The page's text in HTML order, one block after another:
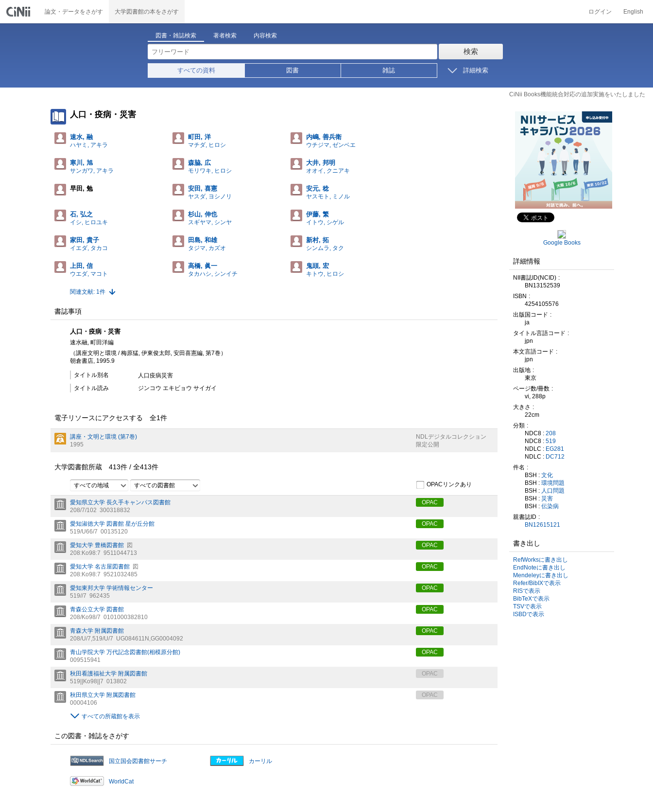
論文・データをさがす 大学図書館の本をさがす ログイン English
図書・雑誌検索 著者検索 内容検索
検索
すべての資料 図書 雑誌 詳細検索
CiNii Books機能統合対応の追加実施をいたしました
人口・疫病・災害
速水, 融
ハヤミ, アキラ
町田, 洋
マチダ, ヒロシ
内嶋, 善兵衛
ウチジマ, ゼンベエ
寒川, 旭
サンガワ, アキラ
森脇, 広
モリワキ, ヒロシ
大井, 邦明
オオイ, クニアキ
早田, 勉 安田, 喜憲
ヤスダ, ヨシノリ
安元, 稔
ヤスモト, ミノル
石, 弘之
イシ, ヒロユキ
杉山, 伸也
スギヤマ, シンヤ
伊藤, 繁
イトウ, シゲル
家田, 貴子
イエダ, タカコ
田島, 和雄
タジマ, カズオ
新村, 拓
シンムラ, タク
上田, 信
ウエダ, マコト
高橋, 眞一
タカハシ, シンイチ
鬼頭, 宏
キトウ, ヒロシ
関連文献: 1件
書誌事項
人口・疫病・災害
速水融, 町田洋編
（講座文明と環境 / 梅原猛, 伊東俊太郎, 安田喜憲編, 第7巻）
朝倉書店, 1995.9
タイトル別名
人口疫病災害
タイトル読み
ジンコウ エキビョウ サイガイ
電子リソースにアクセスする 全1件
講座・文明と環境 (第7巻)
1995
NDLデジタルコレクション
限定公開
大学図書館所蔵 413件 / 全413件
すべての地域 すべての図書館 OPACリンクあり
愛知県立大学 長久手キャンパス図書館
208/7/102 300318832
OPAC
愛知淑徳大学 図書館 星が丘分館
519/U66/7 00135120
OPAC
愛知大学 豊橋図書館 図
208:Ko98:7 9511044713
OPAC
愛知大学 名古屋図書館 図
208:Ko98:7 9521032485
OPAC
愛知東邦大学 学術情報センター
519//7 962435
OPAC
青森公立大学 図書館
208/Ko98/7 0101000382810
OPAC
青森大学 附属図書館
208/U/7,519/U/7 UG084611N,GG0004092
OPAC
青山学院大学 万代記念図書館(相模原分館)
009515941
OPAC
秋田看護福祉大学 附属図書館
519||Ko98||7 013802
OPAC
秋田県立大学 附属図書館
00004106
OPAC
すべての所蔵館を表示
この図書・雑誌をさがす
国立国会図書館サーチ カーリル
WorldCat
Google Books
詳細情報
NII書誌ID(NCID)
BN13152539
ISBN
4254105576
出版国コード
ja
タイトル言語コード
jpn
本文言語コード
jpn
出版地
東京
ページ数/冊数
vi, 288p
大きさ
22cm
分類
NDC8 : 208
NDC8 : 519
NDLC : EG281
NDLC : DC712
件名
BSH : 文化
BSH : 環境問題
BSH : 人口問題
BSH : 災害
BSH : 伝染病
親書誌ID
BN12615121
書き出し
RefWorksに書き出し
EndNoteに書き出し
Mendeleyに書き出し
Refer/BibIXで表示
RISで表示
BibTeXで表示
TSVで表示
ISBDで表示